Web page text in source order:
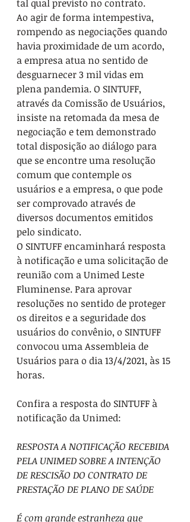
tal qual previsto no contrato.
Ao agir de forma intempestiva,
rompendo as negociações quando
havia proximidade de um acordo,
a empresa atua no sentido de
desguarnecer 3 mil vidas em
plena pandemia. O SINTUFF,
através da Comissão de Usuários,
insiste na retomada da mesa de
negociação e tem demonstrado
total disposição ao diálogo para
que se encontre uma resolução
comum que contemple os
usuários e a empresa, o que pode
ser comprovado através de
diversos documentos emitidos
pelo sindicato.
O SINTUFF encaminhará resposta
à notificação e uma solicitação de
reunião com a Unimed Leste
Fluminense. Para aprovar
resoluções no sentido de proteger
os direitos e a seguridade dos
usuários do convênio, o SINTUFF
convocou uma Assembleia de
Usuários para o dia 13/4/2021, às 15
horas.
Confira a resposta do SINTUFF à
notificação da Unimed:
RESPOSTA A NOTIFICAÇÃO RECEBIDA
PELA UNIMED SOBRE A INTENÇÃO
DE RESCISÃO DO CONTRATO DE
PRESTAÇÃO DE PLANO DE SAÚDE
É com grande estranheza que